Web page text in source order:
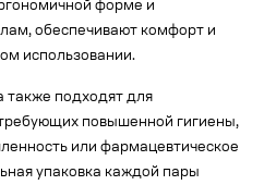
форме и
обеспечивают комфорт и
использовании.
также подходят для
требующих повышенной гигиены,
или фармацевтическое
упаковка каждой пары